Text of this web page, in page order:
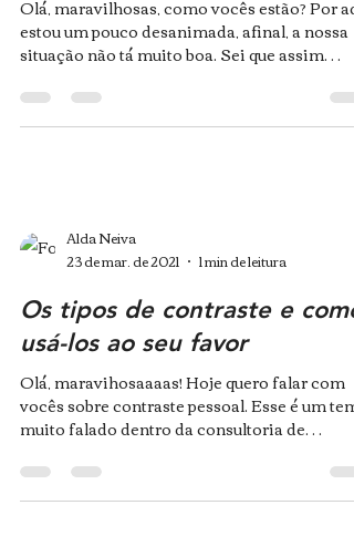
Olá, maravilhosas, como vocês estão? Por
estou um pouco desanimada, afinal, a nossa
situação não tá muito boa. Sei que assim
Alda Neiva
23 de mar. de 2021
1 min de leitura
Os tipos de contraste e como
usá-los ao seu favor
Olá, maravihosaaaas! Hoje quero falar com
vocês sobre contraste pessoal. Esse é um tema
muito falado dentro da consultoria de